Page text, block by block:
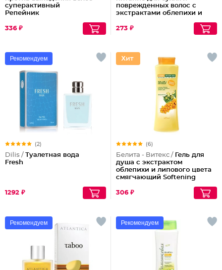
суперактивный
Репейник
336 ₽
поврежденных волос с
экстрактами облепихи и
Conditioner, 450 мл
273 ₽
Рекомендуем
(2)
Dilis / Туалетная вода
Fresh
1292 ₽
(6)
Белита - Витекс / Гель для
душа с экстрактом
облепихи и липового цвета
смягчающий Softening
306 ₽
Рекомендуем Рекомендуем